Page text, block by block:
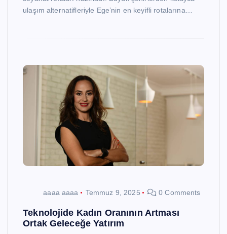
ulaşım alternatifleriyle Ege’nin en keyifli rotalarına…
aaaa aaaa Temmuz 9, 2025 0 Comments
Teknolojide Kadın Oranının Artması
Ortak Geleceğe Yatırım